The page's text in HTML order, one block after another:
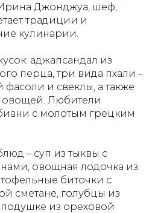
Джонджуа, шеф,
традиции и
кулинарии.
аджапсандал из
перца, три вида пхали –
фасоли и свеклы, а также
овощей. Любители
с молотым грецким
– суп из тыквы с
овощная лодочка из
биточки с
сметане, голубцы из
из ореховой